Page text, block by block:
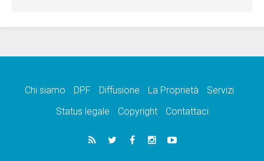
Chi siamo DPF Diffusione La Proprietà
Servizi
Status legale
Copyright Contattaci